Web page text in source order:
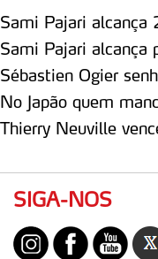
Sami Pajari alcança
Sami Pajari alcança
Sébastien Ogier
No Japão quem
Thierry Neuville
SIGA-NOS